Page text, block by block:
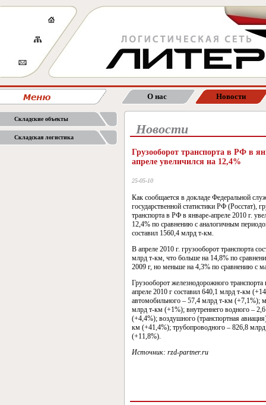
О нас Новости
Складские объекты
Складская логистика
Новости
Грузооборот транспорта в РФ в
апреле увеличился на 12,4%
25-05-10
Как сообщается в докладе Федеральной
государственной статистики РФ (Росстат),
транспорта в РФ в январе-апреле 2010 г.
12,4% по сравнению с аналогичным
составил 1560,4 млрд т-км.
В апреле 2010 г. грузооборот транспорта
млрд т-км, что больше на 14,8% по
2009 г, но меньше на 4,3% по сравнению с
Грузооборот железнодорожного транспорта
апреле 2010 г составил 640,1 млрд т-км
автомобильного – 57,4 млрд т-км (+7,1%);
млрд т-км (+1%); внутреннего водного –
(+4,4%); воздушного (транспортная
км (+41,4%); трубопроводного – 826,8
(+11,8%).
Источник: rzd-partner.ru